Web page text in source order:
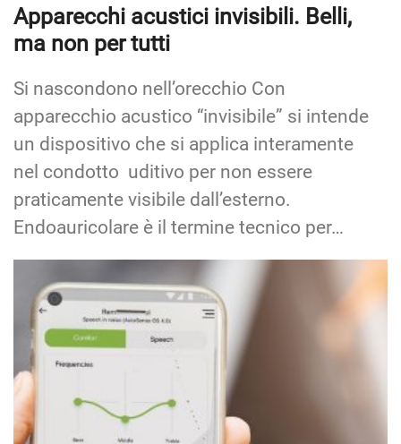
Apparecchi acustici invisibili. Belli,
ma non per tutti
Si nascondono nell’orecchio Con
apparecchio acustico “invisibile” si intende
un dispositivo che si applica interamente
nel condotto uditivo per non essere
praticamente visibile dall’esterno.
Endoauricolare è il termine tecnico per…